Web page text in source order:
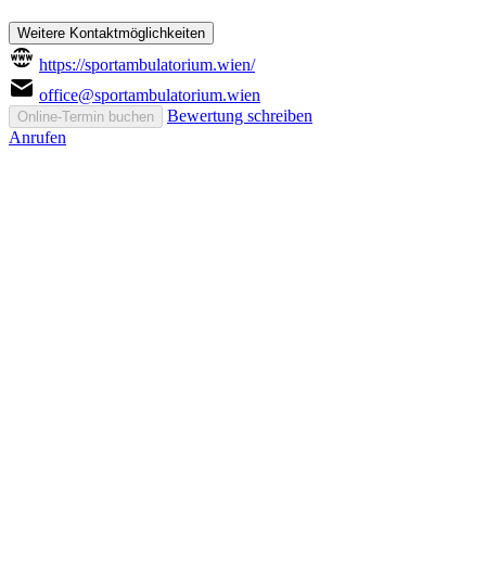
Weitere Kontaktmöglichkeiten
https://sportambulatorium.wien/
office@sportambulatorium.wien
Online-Termin buchen
Bewertung schreiben
Anrufen